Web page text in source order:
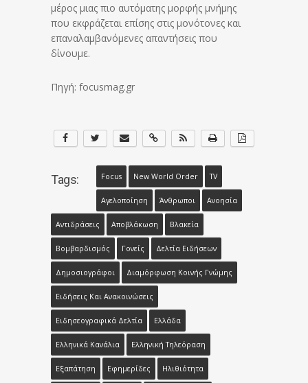
μέρος μιας πιο αυτόματης μορφής μνήμης
που εκφράζεται επίσης στις μονότονες και
επαναλαμβανόμενες απαντήσεις που
δίνουμε.
Πηγή: focusmag.gr
Tags: Focus New World Order TV
Αγελοποίηση Άνθρωποι Ανοησία
Αντιδράσεις Αποβλάκωση Βλακεία
Βομβαρδισμός Γονείς Δελτία Ειδήσεων
Δημοσιογράφοι Διαμόρφωση Κοινής Γνώμης
Ειδήσεις Και Ανακοινώσεις
Ειδησεογραφικά Δελτία Ελλάδα
Ελληνικά Κανάλια Ελληνική Τηλεόραση
Εξαπάτηση Εφημερίδες Ηλιθιότητα